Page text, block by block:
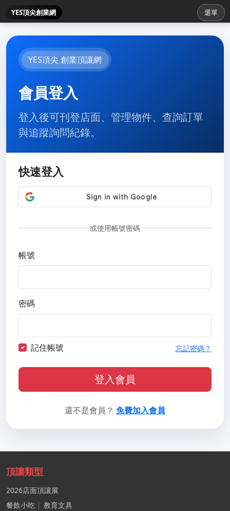
YES頂尖創業網 選單
YES頂尖 創業頂讓網
會員登入
登入後可刊登店面、管理物件、查詢訂單
與追蹤詢問紀錄。
快速登入
或使用帳號密碼
帳號
密碼
記住帳號 忘記密碼？
登入會員
還不是會員？ 免費加入會員
頂讓類型
2026店面頂讓展
餐飲小吃
教育文具